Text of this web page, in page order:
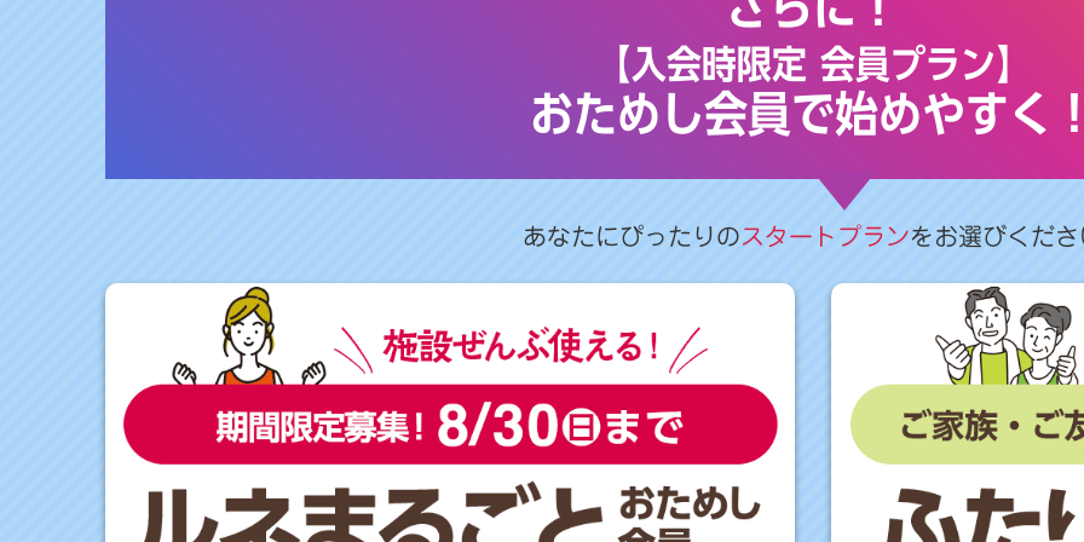
【入会時限定 会員プラン】
おためし会員で始めやすく
あなたにぴったりの スタートプランをお選びくださ